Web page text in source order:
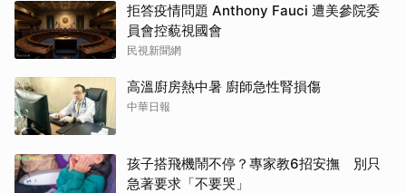
拒答疫情問題 Anthony Fauci 遭美參院委
員會控藐視國會
民視新聞網
高溫廚房熱中暑 廚師急性腎損傷
中華日報
孩子搭飛機鬧不停？專家教6招安撫 別只
急著要求「不要哭」